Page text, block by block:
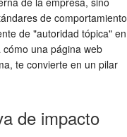
de comportamiento
de "autoridad tópica" en
una página web
te convierte en un pilar
de impacto